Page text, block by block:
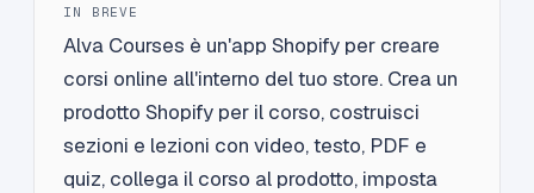
IN BREVE
Alva Courses è un'app Shopify per creare
corsi online all'interno del tuo store. Crea un
prodotto Shopify per il corso, costruisci
sezioni e lezioni con video, testo, PDF e
quiz, collega il corso al prodotto, imposta